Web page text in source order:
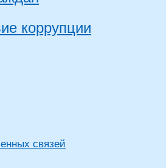
коррупции
связей